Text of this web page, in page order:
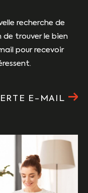
recherche de
trouver le bien
pour recevoir
E-MAIL